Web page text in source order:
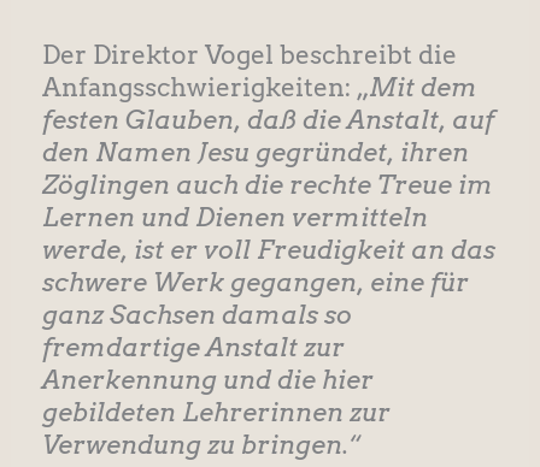
Der Direktor Vogel beschreibt die
Anfangsschwierigkeiten: „Mit dem
festen Glauben, daß die Anstalt, auf
den Namen Jesu gegründet, ihren
Zöglingen auch die rechte Treue im
Lernen und Dienen vermitteln
werde, ist er voll Freudigkeit an das
schwere Werk gegangen, eine für
ganz Sachsen damals so
fremdartige Anstalt zur
Anerkennung und die hier
gebildeten Lehrerinnen zur
Verwendung zu bringen.“